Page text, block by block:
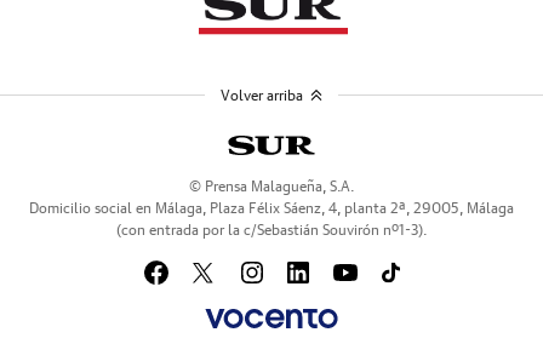
© Prensa Malagueña, S.A.
Domicilio social en Málaga, Plaza Félix Sáenz, 4, planta 2ª, 29005, Málaga
(con entrada por la c/Sebastián Souvirón nº1-3).
Volver arriba